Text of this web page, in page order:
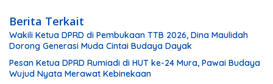
Berita Terkait
Wakili Ketua DPRD di Pembukaan TTB 2026, Dina Maulidah
Dorong Generasi Muda Cintai Budaya Dayak
Pesan Ketua DPRD Rumiadi di HUT ke-24 Mura, Pawai Budaya
Wujud Nyata Merawat Kebinekaan